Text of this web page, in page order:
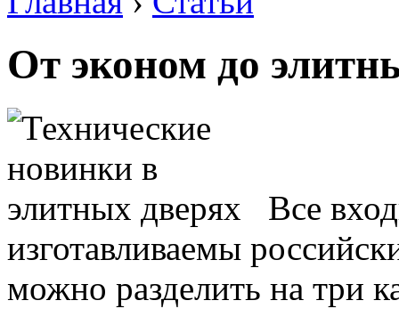
От эконом до
Все
изготавливаемы
можно разделить на три